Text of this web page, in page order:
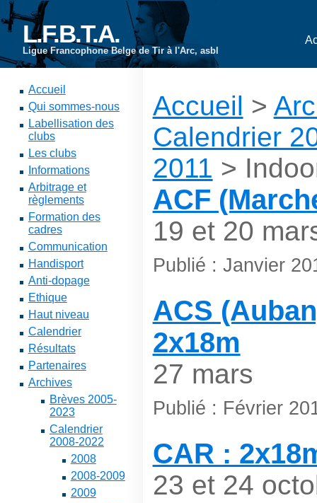
L.F.B.T.A.
Ligue Francophone Belge de Tir à l'Arc, asbl
Accueil
Qui sommes-nous
Labellisation des
clubs
Les clubs
Informations
Arbitrage et
règlements
Formation des
cadres
Communication
Handisport
Anti-dopage
Ethique
Haut niveau
Calendrier
Résultats
Partenaires
Archives
Brèves 2005-
2023
Calendrier
2008-2022
2008
2008-2009
2009
Accueil >
Calendrier
2011 >
ACF
19 et 20
Publié : Janvier
ACS
2x18m
27 mars
Publié : Février
CAR :
23 et 24